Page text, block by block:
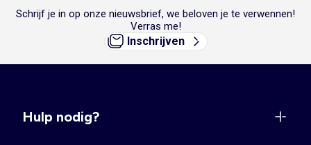
die fijne tijd van het jaar passen. Mis deze geweldige truien niet!
HOE COMBINEER JE DE BABYVESTJES EN TRUITJES VAN JE
T-shirtmet lange mouwen, dit zorgt voor een speels effect en extra
Schrijf je in op onze nieuwsbrief, we beloven je te verwennen!
Verras me!
Inschrijven
Hulp nodig?